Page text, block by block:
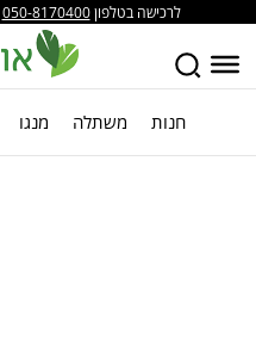
לרכישה בטלפון050-8170400
חנות משתלה מנגו